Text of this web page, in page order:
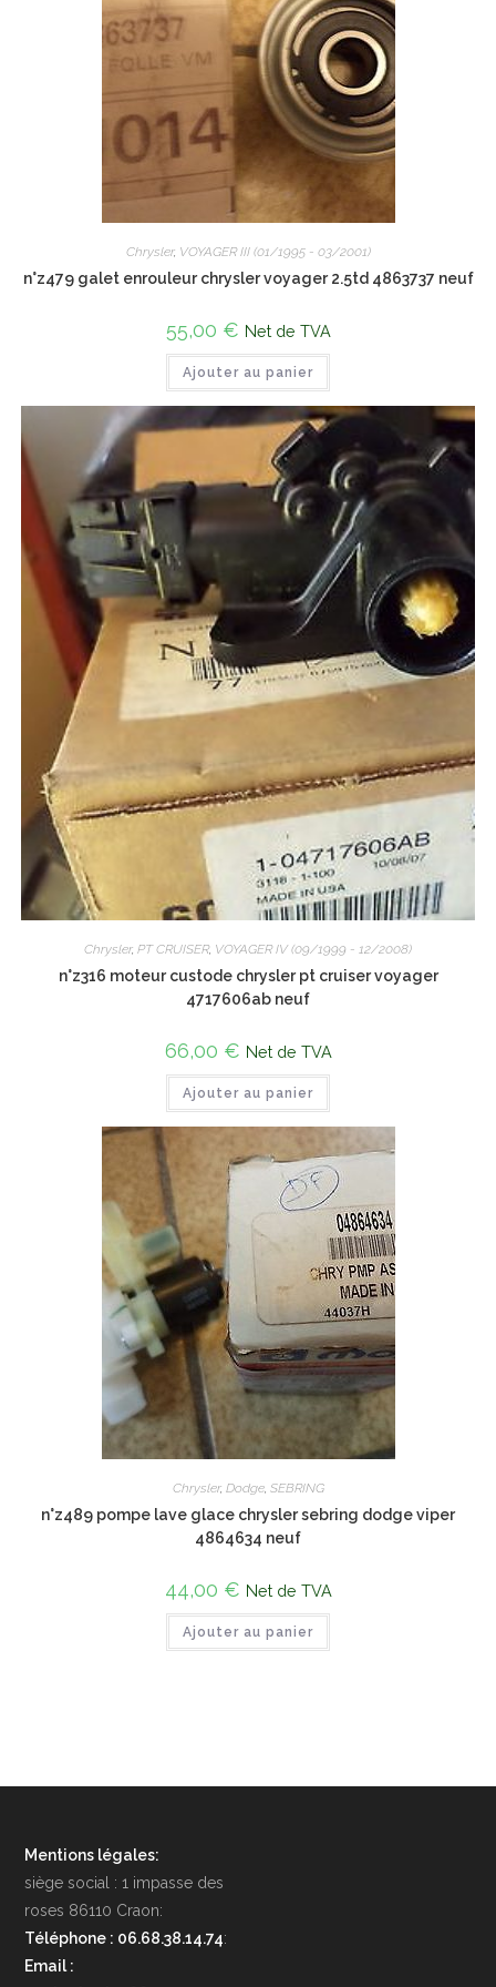
Chrysler, VOYAGER III (01/1995 - 03/2001)
n°z479 galet enrouleur chrysler voyager 2.5td 4863737 neuf
55,00 € Net de TVA
Ajouter au panier
Chrysler, PT CRUISER, VOYAGER IV (09/1999 - 12/2008)
n°z316 moteur custode chrysler pt cruiser voyager
4717606ab neuf
66,00 € Net de TVA
Ajouter au panier
Chrysler, Dodge, SEBRING
n°z489 pompe lave glace chrysler sebring dodge viper
4864634 neuf
44,00 € Net de TVA
Ajouter au panier
Mentions légales:
siège social : 1 impasse des
roses 86110 Craon:
Téléphone : 06.68.38.14.74:
Email :